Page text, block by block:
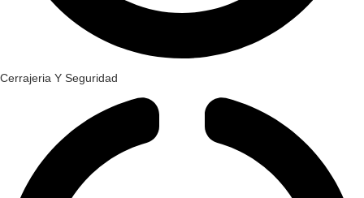
Cerrajeria Y Seguridad